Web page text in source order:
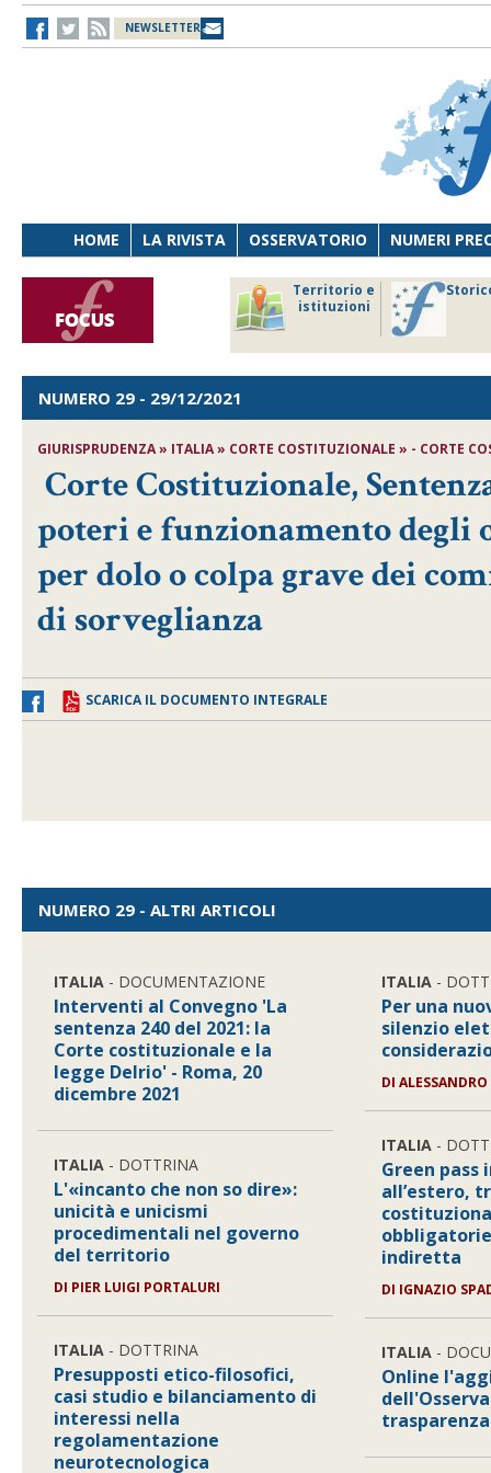
NEWSLETTER
HOME LA RIVISTA OSSERVATORIO NUMERI
Territorio e
istituzioni
NUMERO 29 - 29/12/2021
GIURISPRUDENZA » ITALIA » CORTE COSTITUZIONALE » - CORTE
Corte Costituzionale,
poteri e funzionamento
per dolo o colpa grave dei
di sorveglianza
SCARICA IL DOCUMENTO INTEGRALE
NUMERO 29 - ALTRI ARTICOLI
ITALIA - DOCUMENTAZIONE
Interventi al Convegno 'La
sentenza 240 del 2021: la
Corte costituzionale e la
legge Delrio' - Roma, 20
dicembre 2021
ITALIA - DOTTRINA
L'«incanto che non so dire»:
unicità e unicismi
procedimentali nel governo
del territorio
DI PIER LUIGI PORTALURI
ITALIA - DOTTRINA
Presupposti etico-filosofici,
casi studio e bilanciamento di
interessi nella
regolamentazione
neurotecnologica
ITALIA -
Per una
silenzio
DI
ITALIA -
Green pass
all’estero,
indiretta
DI IGNAZIO
ITALIA -
Online
trasparenza